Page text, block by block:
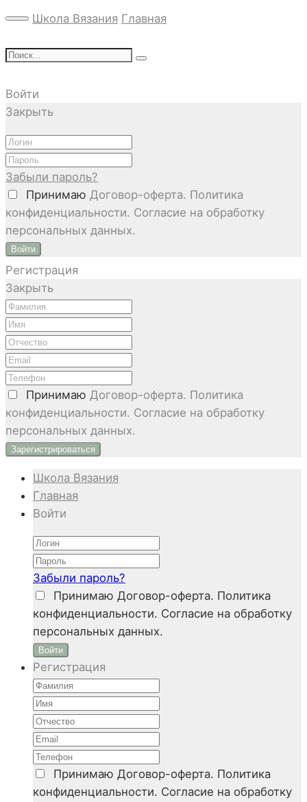
Школа Вязания Главная
Войти
Закрыть
Забыли пароль?
Принимаю Договор-оферта. Политика
конфиденциальности. Согласие на обработку
персональных данных.
Войти
Регистрация
Закрыть
Принимаю Договор-оферта. Политика
конфиденциальности. Согласие на обработку
персональных данных.
Школа Вязания
Главная
Войти
Забыли пароль?
Принимаю Договор-оферта. Политика
конфиденциальности. Согласие на обработку
персональных данных.
Войти
Регистрация
Принимаю Договор-оферта. Политика
конфиденциальности. Согласие на обработку